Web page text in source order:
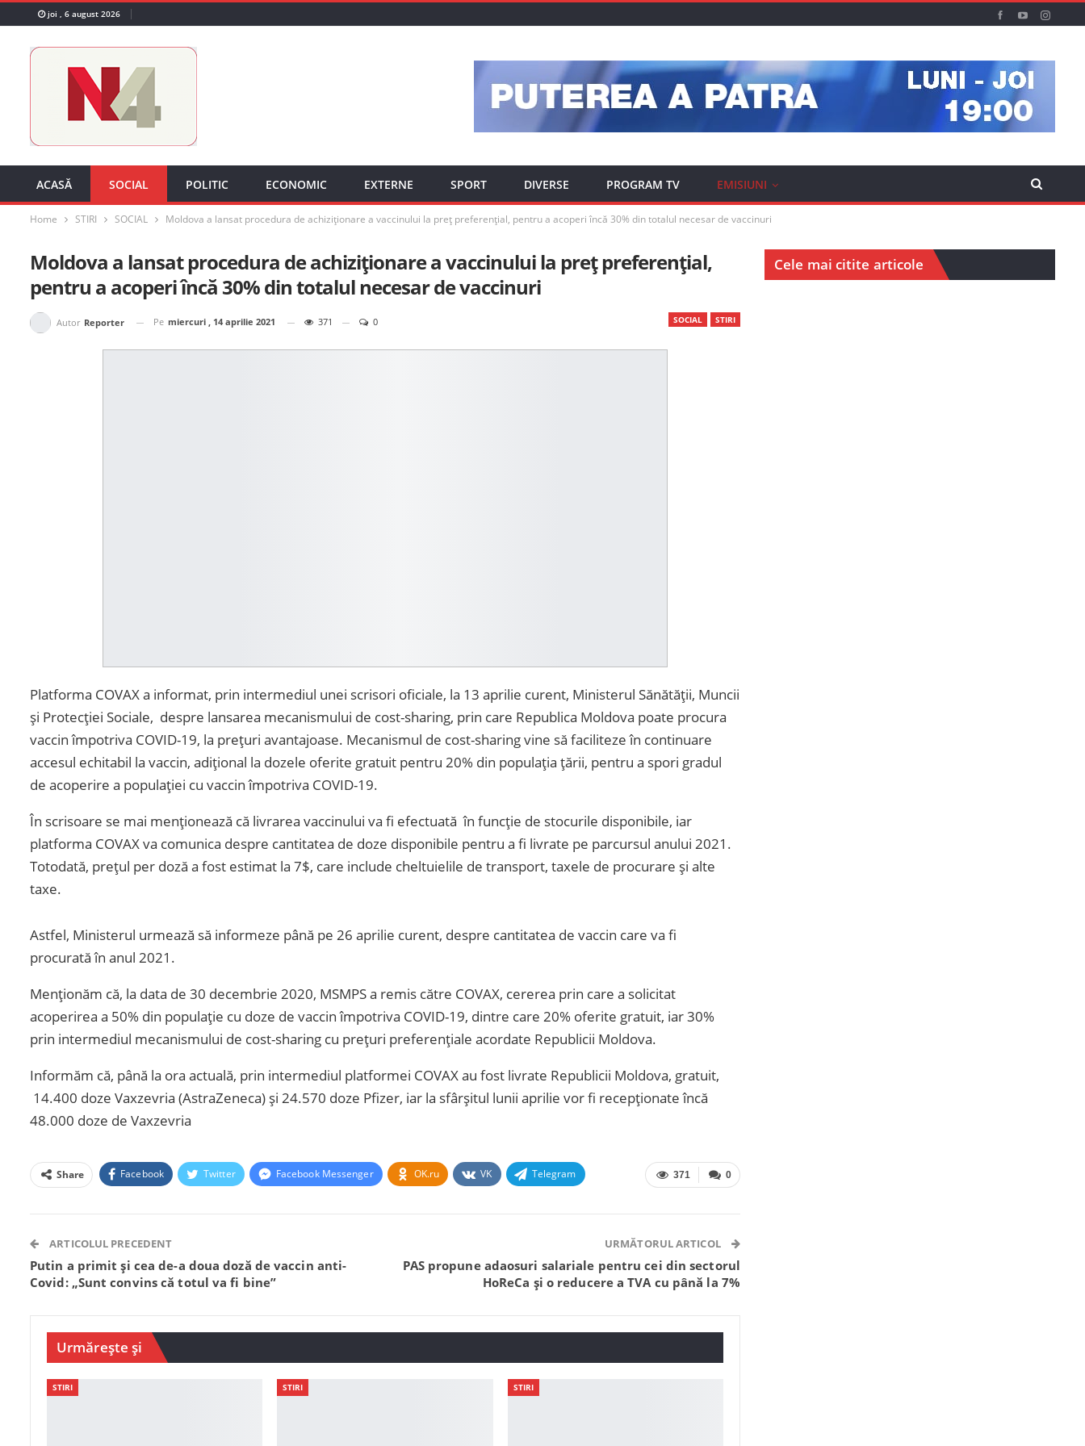
joi , 6 august 2026
ACASĂ SOCIAL POLITIC ECONOMIC EXTERNE SPORT DIVERSE PROGRAM TV EMISIUNI
Home STIRI SOCIAL Moldova a lansat procedura de achiziționare a vaccinului la preț preferențial, pentru a acoperi încă 30% din totalul necesar de vaccinuri
Moldova a lansat procedura de achiziționare a vaccinului la preț preferențial,
pentru a acoperi încă 30% din totalul necesar de vaccinuri
SOCIAL STIRI
Autor Reporter Pe miercuri , 14 aprilie 2021 371 0
Platforma COVAX a informat, prin intermediul unei scrisori oficiale, la 13 aprilie curent, Ministerul Sănătății, Muncii
și Protecției Sociale, despre lansarea mecanismului de cost-sharing, prin care Republica Moldova poate procura
vaccin împotriva COVID-19, la prețuri avantajoase. Mecanismul de cost-sharing vine să faciliteze în continuare
accesul echitabil la vaccin, adițional la dozele oferite gratuit pentru 20% din populația țării, pentru a spori gradul
de acoperire a populației cu vaccin împotriva COVID-19.
În scrisoare se mai menționează că livrarea vaccinului va fi efectuată în funcție de stocurile disponibile, iar
platforma COVAX va comunica despre cantitatea de doze disponibile pentru a fi livrate pe parcursul anului 2021.
Totodată, prețul per doză a fost estimat la 7$, care include cheltuielile de transport, taxele de procurare și alte
taxe.
Astfel, Ministerul urmează să informeze până pe 26 aprilie curent, despre cantitatea de vaccin care va fi
procurată în anul 2021.
Menționăm că, la data de 30 decembrie 2020, MSMPS a remis către COVAX, cererea prin care a solicitat
acoperirea a 50% din populație cu doze de vaccin împotriva COVID-19, dintre care 20% oferite gratuit, iar 30%
prin intermediul mecanismului de cost-sharing cu prețuri preferențiale acordate Republicii Moldova.
Informăm că, până la ora actuală, prin intermediul platformei COVAX au fost livrate Republicii Moldova, gratuit,
14.400 doze Vaxzevria (AstraZeneca) și 24.570 doze Pfizer, iar la sfârșitul lunii aprilie vor fi recepționate încă
48.000 doze de Vaxzevria
0
371
Share Facebook Twitter Facebook Messenger OK.ru VK Telegram
ARTICOLUL PRECEDENT
Putin a primit și cea de-a doua doză de vaccin anti-
Covid: „Sunt convins că totul va fi bine”
URMĂTORUL ARTICOL
PAS propune adaosuri salariale pentru cei din sectorul
HoReCa și o reducere a TVA cu până la 7%
Urmărește și
STIRI STIRI STIRI
Cele mai citite articole